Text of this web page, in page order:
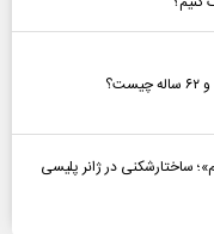
ساختارشکنی در ژانر پلیسی